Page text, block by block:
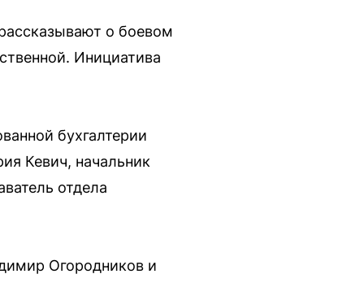
о боевом
Инициатива
бухгалтерии
Кевич, начальник
отдела
Огородников и